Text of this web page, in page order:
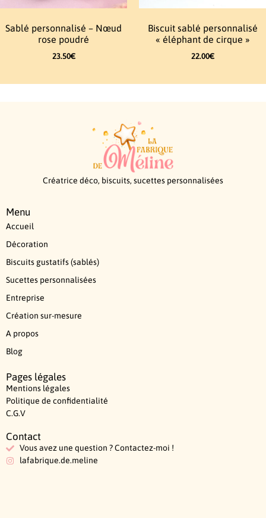
Sablé personnalisé – Nœud
rose poudré
23.50€
Biscuit sablé personnalisé
« éléphant de cirque »
22.00€
Créatrice déco, biscuits, sucettes personnalisées
Menu
Accueil
Décoration
Biscuits gustatifs (sablés)
Sucettes personnalisées
Entreprise
Création sur-mesure
A propos
Blog
Pages légales
Mentions légales
Politique de confidentialité
C.G.V
Contact
Vous avez une question ? Contactez-moi !
lafabrique.de.meline